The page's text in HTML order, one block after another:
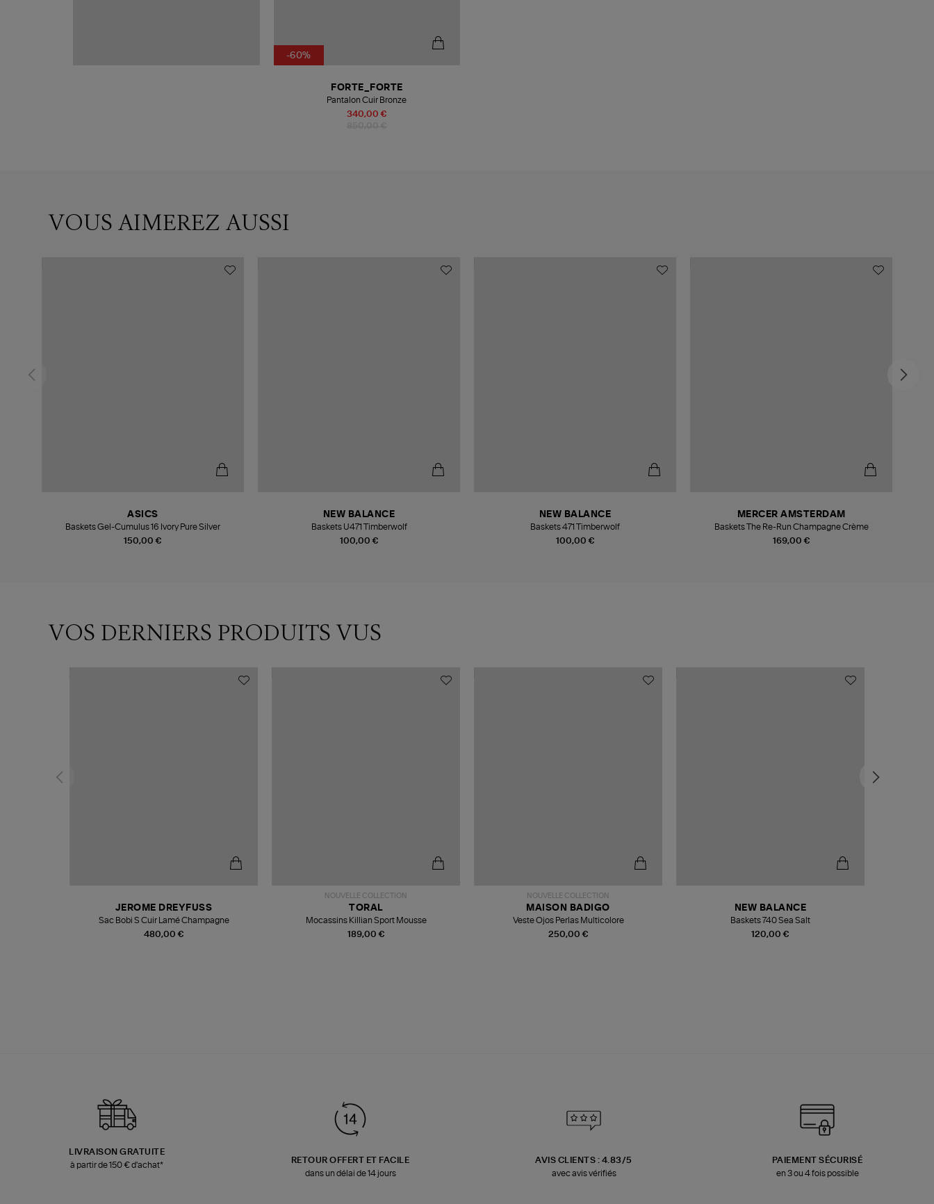
-60%
340,00 €
FORTE_FORTE
Pantalon Cuir Bronze
VOUS AIMEREZ AUSSI
150,00 €
ASICS
Baskets Gel-Cumulus 16 Ivory Pure Silver
100,00 €
NEW BALANCE
Baskets U471 Timberwolf
100,00 €
NEW BALANCE
Baskets 471 Timberwolf
169,00 €
MERCER AMSTERDAM
Baskets The Re-Run Champagne Crème
VOS DERNIERS PRODUITS VUS
480,00 €
JEROME DREYFUSS
Sac Bobi S Cuir Lamé Champagne
NOUVELLE COLLECTION
189,00 €
TORAL
Mocassins Killian Sport Mousse
NOUVELLE COLLECTION
250,00 €
MAISON BADIGO
Veste Ojos Perlas Multicolore
120,00 €
NEW BALANCE
Baskets 740 Sea Salt
LIVRAISON GRATUITE
à partir de 150 € d'achat*
RETOUR OFFERT ET FACILE
dans un délai de 14 jours
AVIS CLIENTS : 4.83/5
avec avis vérifiés
PAIEMENT SÉCURISÉ
en 3 ou 4 fois possible